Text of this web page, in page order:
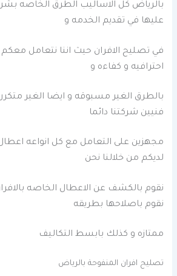
بالرياض كل الاساليب الطرق الخاصه
عليها في تقديم الخدمه و
في تصليح الافران حيث اننا نتعامل
احترافيه و كفاءه و
بالطرق الغير مسبوقه و ايضا الغير
فنيين شركتنا دائما
مجهزين على التعامل مع كل انواعه اعطال
لديكم من خلالنا نحن
نقوم بالكشف عن الاعطال الخاصه
نقوم باصلاحها بطريقه
ممتازه و كذلك بابسط التكاليف
تصليح افران المنفوحة بالرياض